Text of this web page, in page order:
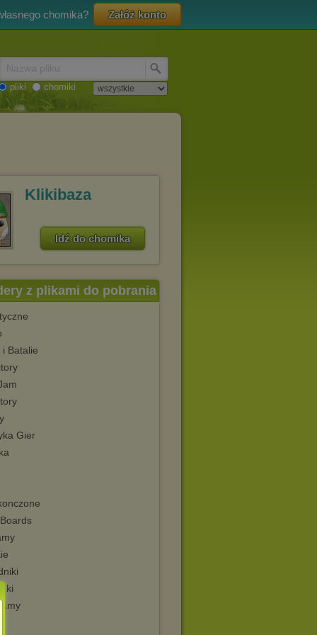
chomika? Załóż konto
pliki chomiki
Klikibaza
Idź do chomika
z plikami do pobrania
i Batalie
Gier